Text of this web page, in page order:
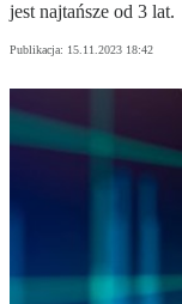
jest najtańsze od 3 lat.
Publikacja: 15.11.2023 18:42